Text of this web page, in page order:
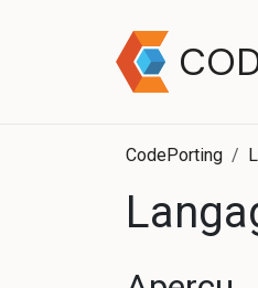
CodePorting